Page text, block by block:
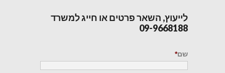
לייעוץ, השאר פרטים או חייג למשרד
09-9668188
שם*